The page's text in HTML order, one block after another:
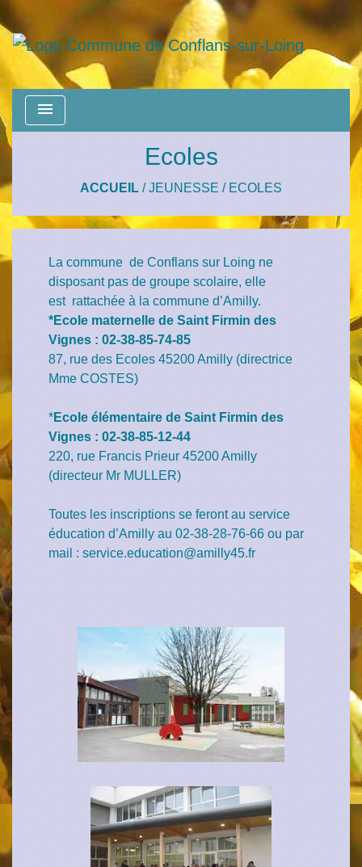
menu
Ecoles
ACCUEIL /JEUNESSE / ECOLES
La commune de Conflans sur Loing ne
disposant pas de groupe scolaire, elle
est rattachée à la commune d’Amilly.
*Ecole maternelle de Saint Firmin des
Vignes : 02-38-85-74-85
87, rue des Ecoles 45200 Amilly (directrice
Mme COSTES)
*Ecole élémentaire de Saint Firmin des
Vignes : 02-38-85-12-44
220, rue Francis Prieur 45200 Amilly
(directeur Mr MULLER)
Toutes les inscriptions se feront au service
éducation d’Amilly au 02-38-28-76-66 ou par
mail : service.education@amilly45.fr